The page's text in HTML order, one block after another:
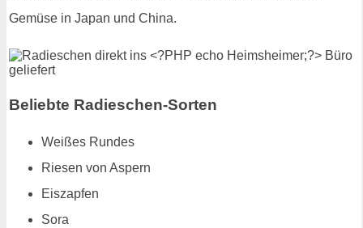
Gemüse in Japan und China.
Beliebte Radieschen-Sorten
Weißes Rundes
Riesen von Aspern
Eiszapfen
Sora